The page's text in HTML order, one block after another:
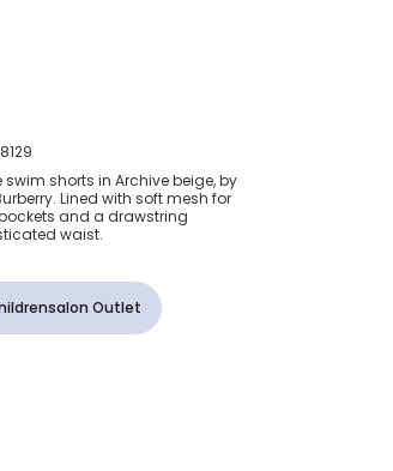
Icon
swim shorts in Archive beige, by
Lined with soft mesh for
and a drawstring
waist.
Outlet